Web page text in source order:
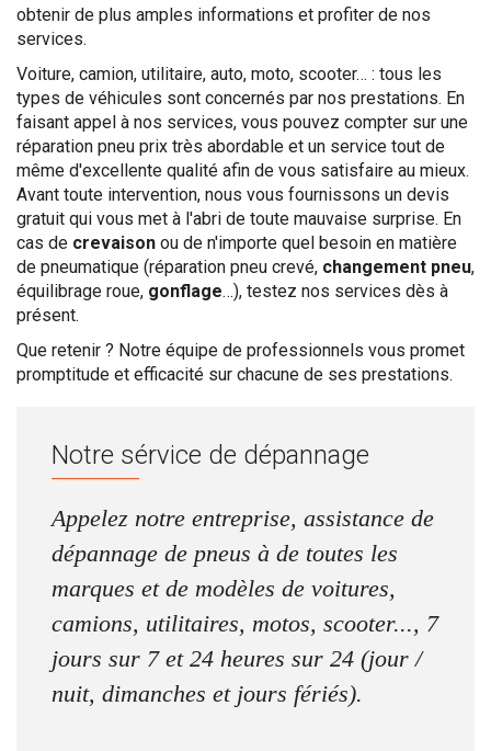
obtenir de plus amples informations et profiter de nos
services.
Voiture, camion, utilitaire, auto, moto, scooter… : tous les
types de véhicules sont concernés par nos prestations. En
faisant appel à nos services, vous pouvez compter sur une
réparation pneu prix très abordable et un service tout de
même d'excellente qualité afin de vous satisfaire au mieux.
Avant toute intervention, nous vous fournissons un devis
gratuit qui vous met à l'abri de toute mauvaise surprise. En
cas de crevaison ou de n'importe quel besoin en matière
de pneumatique (réparation pneu crevé, changement pneu,
équilibrage roue, gonflage…), testez nos services dès à
présent.
Que retenir ? Notre équipe de professionnels vous promet
promptitude et efficacité sur chacune de ses prestations.
Notre sérvice de dépannage
Appelez notre entreprise, assistance de
dépannage de pneus à de toutes les
marques et de modèles de voitures,
camions, utilitaires, motos, scooter..., 7
jours sur 7 et 24 heures sur 24 (jour /
nuit, dimanches et jours fériés).